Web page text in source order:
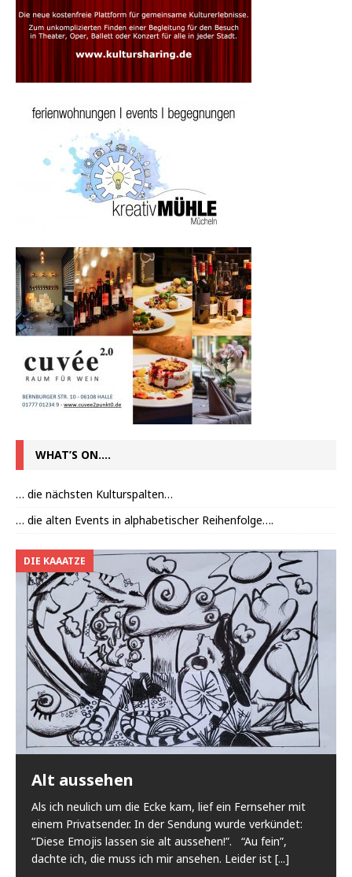
WHAT’S ON….
… die nächsten Kulturspalten…
… die alten Events in alphabetischer Reihenfolge….
DIE KAAATZE
Alt aussehen
Als ich neulich um die Ecke kam, lief ein Fernseher mit
einem Privatsender. In der Sendung wurde verkündet:
“Diese Emojis lassen sie alt aussehen!”. “Au fein”,
dachte ich, die muss ich mir ansehen. Leider ist [...]